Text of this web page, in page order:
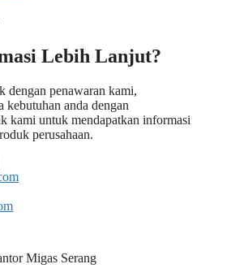
Lebih Lanjut?
dengan penawaran kami,
kebutuhan anda dengan
kami untuk mendapatkan informasi
perusahaan.
Migas Serang